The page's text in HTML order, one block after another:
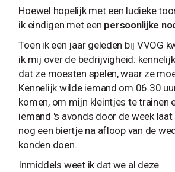
Hoewel hopelijk met een ludieke
ik eindigen met een persoonlijke
Toen ik een jaar geleden bij VVOG
ik mij over de bedrijvigheid:
dat ze moesten spelen, waar ze
Kennelijk wilde iemand om 06.30
komen, om mijn kleintjes te trainen
iemand 's avonds door de week
nog een biertje na afloop van de
konden doen.
Inmiddels weet ik dat we al deze